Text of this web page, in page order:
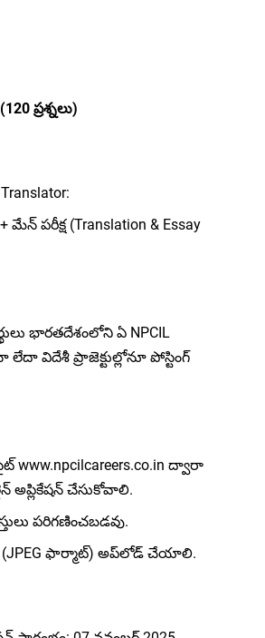
ప్రశ్నలు)
మేన్ పరీక్ష (Translation & Essay
భారతదేశంలోని ఏ NPCIL
విదేశీ ప్రాజెక్టుల్లోనూ పోస్టింగ్
www.npcilcareers.co.in ద్వారా
అప్లికేషన్ చేసుకోవాలి.
పరిగణించబడవు.
(JPEG ఫార్మాట్) అప్‌లోడ్ చేయాలి.